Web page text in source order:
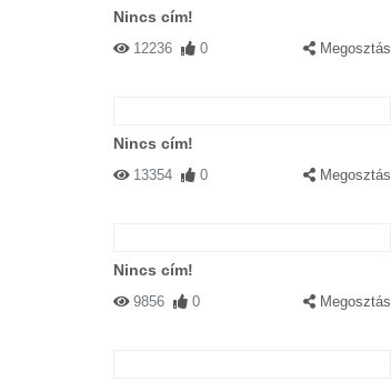
Nincs cím!
12236 0 Megosztás
Nincs cím!
13354 0 Megosztás
Nincs cím!
9856 0 Megosztás